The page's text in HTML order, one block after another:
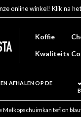
online winkel! Klik na
Koffie
Kwaliteits
AFHALEN OP DE
Melkopschuimkan teflon